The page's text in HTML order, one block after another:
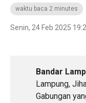
waktu baca 2 minutes
Senin, 24 Feb 2025
Bandar
Lampung,
Gabungan